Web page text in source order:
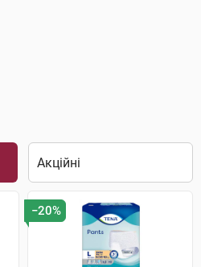
для туалету
−20%